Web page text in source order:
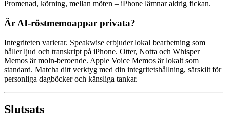
Promenad, körning, mellan möten – iPhone lämnar aldrig fickan.
Är AI-röstmemoappar privata?
Integriteten varierar. Speakwise erbjuder lokal bearbetning som
håller ljud och transkript på iPhone. Otter, Notta och Whisper
Memos är moln-beroende. Apple Voice Memos är lokalt som
standard. Matcha ditt verktyg med din integritetshållning, särskilt för
personliga dagböcker och känsliga tankar.
Slutsats